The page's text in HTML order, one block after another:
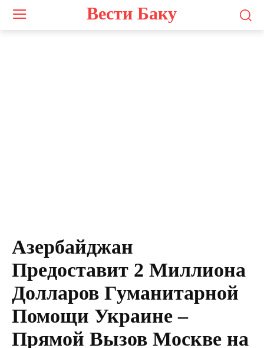
Вести Баку
Азербайджан
Предоставит 2 Миллиона
Долларов Гуманитарной
Помощи Украине –
Прямой Вызов Москве на